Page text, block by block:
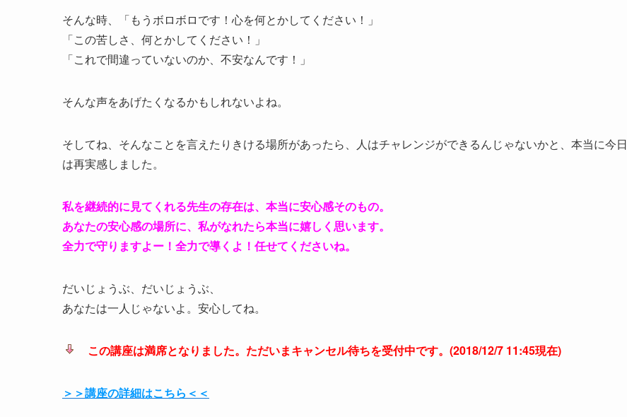
そんな時、「もうボロボロです！心を何とかしてください！」
「この苦しさ、何とかしてください！」
「これで間違っていないのか、不安なんです！」
そんな声をあげたくなるかもしれないよね。
そしてね、そんなことを言えたりきける場所があったら、人はチャレンジができるんじゃないかと、本当に今日
は再実感しました。
私を継続的に見てくれる先生の存在は、本当に安心感そのもの。
あなたの安心感の場所に、私がなれたら本当に嬉しく思います。
全力で守りますよー！全力で導くよ！任せてくださいね。
だいじょうぶ、だいじょうぶ、
あなたは一人じゃないよ。安心してね。
この講座は満席となりました。ただいまキャンセル待ちを受付中です。(2018/12/7 11:45現在)
＞＞講座の詳細はこちら＜＜